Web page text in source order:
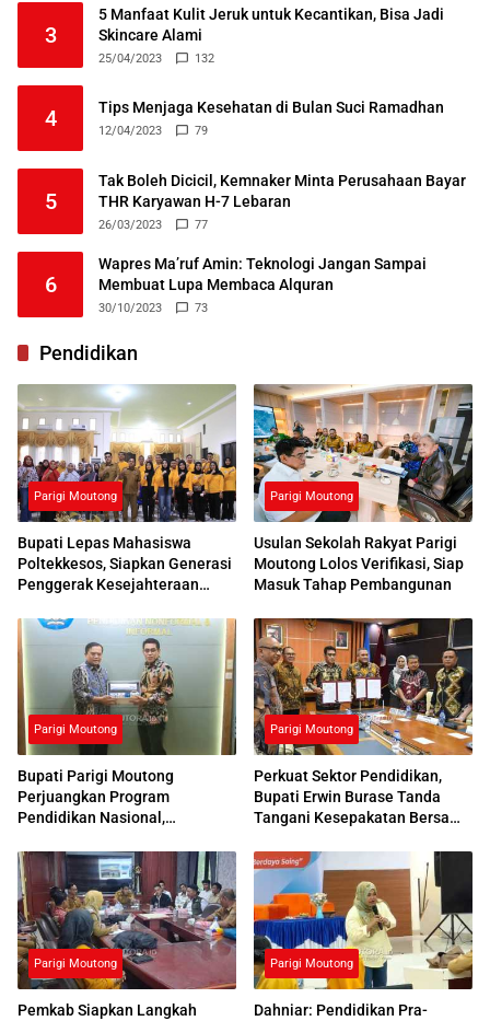
3
5 Manfaat Kulit Jeruk untuk Kecantikan, Bisa Jadi
Skincare Alami
25/04/2023 132
4 Tips Menjaga Kesehatan di Bulan Suci Ramadhan
12/04/2023 79
5
Tak Boleh Dicicil, Kemnaker Minta Perusahaan Bayar
THR Karyawan H-7 Lebaran
26/03/2023 77
6
Wapres Ma’ruf Amin: Teknologi Jangan Sampai
Membuat Lupa Membaca Alquran
30/10/2023 73
Pendidikan
Parigi Moutong
Bupati Lepas Mahasiswa
Poltekkesos, Siapkan Generasi
Penggerak Kesejahteraan
Parigi Moutong
Usulan Sekolah Rakyat Parigi
Moutong Lolos Verifikasi, Siap
Masuk Tahap Pembangunan
Parigi Moutong
Bupati Parigi Moutong
Perjuangkan Program
Pendidikan Nasional,
Respons Positif
Parigi Moutong
Perkuat Sektor Pendidikan,
Bupati Erwin Burase Tanda
Tangani Kesepakatan Bersama
Parigi Moutong
Pemkab Siapkan Langkah
Parigi Moutong
Dahniar: Pendidikan Pra-